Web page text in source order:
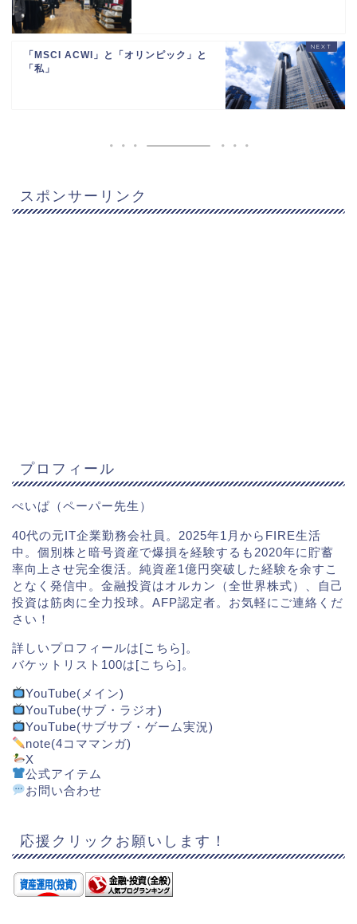
「MSCI ACWI」と「オリンピック」と
「私」
スポンサーリンク
プロフィール
ぺいぱ（ペーパー先生）
40代の元IT企業勤務会社員。2025年1月からFIRE生活
中。個別株と暗号資産で爆損を経験するも2020年に貯蓄
率向上させ完全復活。純資産1億円突破した経験を余すこ
となく発信中。金融投資はオルカン（全世界株式）、自己
投資は筋肉に全力投球。AFP認定者。お気軽にご連絡くだ
さい！
詳しいプロフィールは[こちら]。
バケットリスト100は[こちら]。
YouTube(メイン)
YouTube(サブ・ラジオ)
YouTube(サブサブ・ゲーム実況)
note(4コママンガ)
X
公式アイテム
お問い合わせ
応援クリックお願いします！